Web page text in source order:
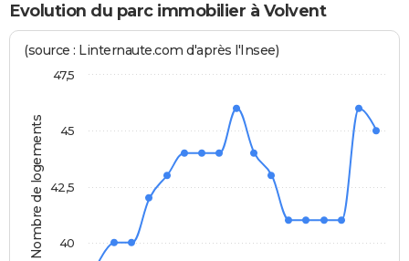
Evolution du parc immobilier à Volvent
Nombre de logements
(source : Linternaute.com d'après l'Insee)
40
42,5
45
47,5